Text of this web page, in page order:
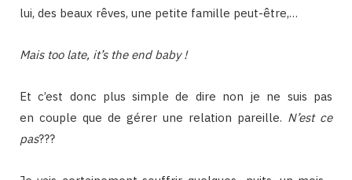
lui, des beaux rêves, une petite famille peut-être,…
Mais too late, it’s the end baby !
Et c’est donc plus simple de dire non je ne suis pas
en couple que de gérer une relation pareille. N’est ce
pas???